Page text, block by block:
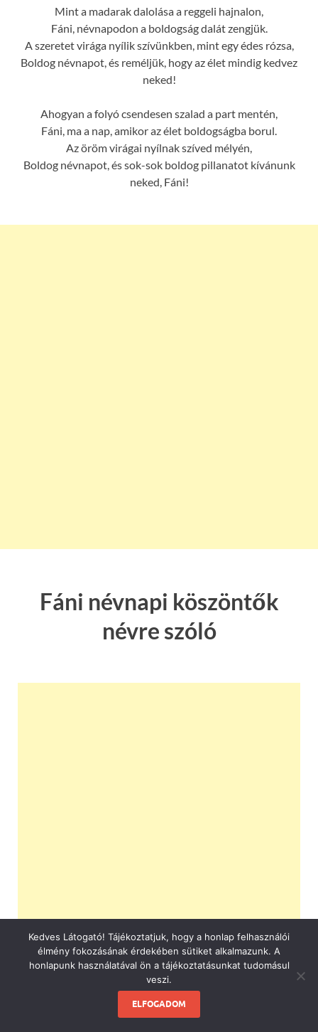
Mint a madarak dalolása a reggeli hajnalon,
Fáni, névnapodon a boldogság dalát zengjük.
A szeretet virága nyílik szívünkben, mint egy édes rózsa,
Boldog névnapot, és reméljük, hogy az élet mindig kedvez
neked!
Ahogyan a folyó csendesen szalad a part mentén,
Fáni, ma a nap, amikor az élet boldogságba borul.
Az öröm virágai nyílnak szíved mélyén,
Boldog névnapot, és sok-sok boldog pillanatot kívánunk
neked, Fáni!
Fáni névnapi köszöntők
névre szóló
Kedves Látogató! Tájékoztatjuk, hogy a honlap felhasználói
élmény fokozásának érdekében sütiket alkalmazunk. A
honlapunk használatával ön a tájékoztatásunkat tudomásul
veszi.
ELFOGADOM